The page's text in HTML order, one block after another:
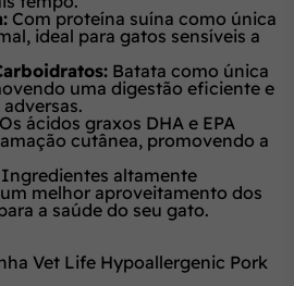
Com proteína suína como única
ideal para gatos sensíveis a
Batata como única
uma digestão eficiente e
Os ácidos graxos DHA e EPA
cutânea, promovendo a
Ingredientes altamente
melhor aproveitamento dos
a saúde do seu gato.
Vet Life Hypoallergenic Pork